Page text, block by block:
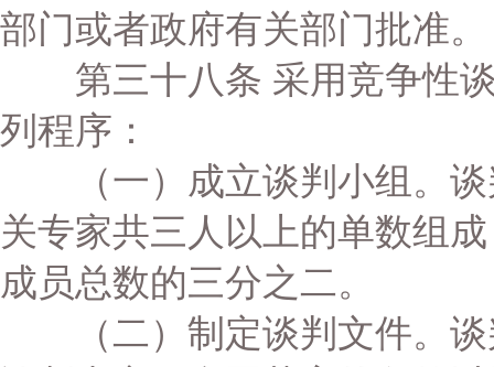
部门或者政府有关部门批准。
第三十八条 采用竞争性谈
列程序：
（一）成立谈判小组。谈
关专家共三人以上的单数组
成员总数的三分之二。
（二）制定谈判文件。谈